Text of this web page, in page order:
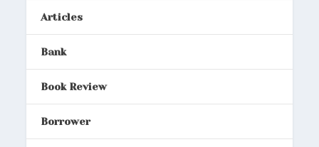
Articles
Bank
Book Review
Borrower